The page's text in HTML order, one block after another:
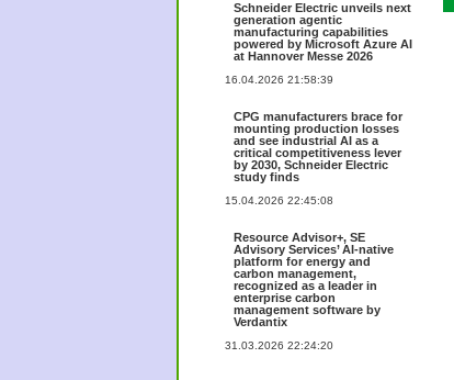
Schneider Electric unveils next
generation agentic
manufacturing capabilities
powered by Microsoft Azure AI
at Hannover Messe 2026
16.04.2026 21:58:39
CPG manufacturers brace for
mounting production losses
and see industrial AI as a
critical competitiveness lever
by 2030, Schneider Electric
study finds
15.04.2026 22:45:08
Resource Advisor+, SE
Advisory Services’ AI-native
platform for energy and
carbon management,
recognized as a leader in
enterprise carbon
management software by
Verdantix
31.03.2026 22:24:20